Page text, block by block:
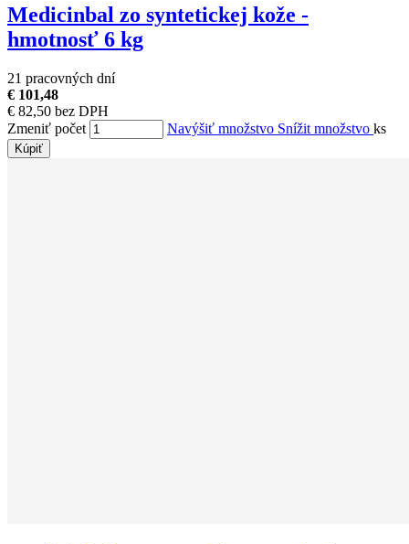
Medicinbal zo syntetickej kože -
hmotnosť 6 kg
21 pracovných dní
€ 101,48
€ 82,50 bez DPH
Zmeniť počet
Navýšiť množstvo Snížit množstvo ks
Kúpiť